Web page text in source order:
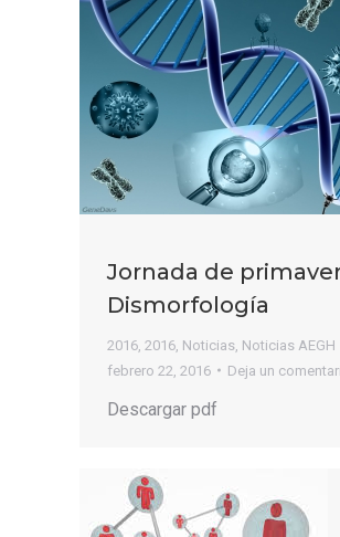
Jornada de
Dismorfología
2016 2016 Noticias Noticias AEGH
febrero 22, 2016
Deja un
Descargar pdf